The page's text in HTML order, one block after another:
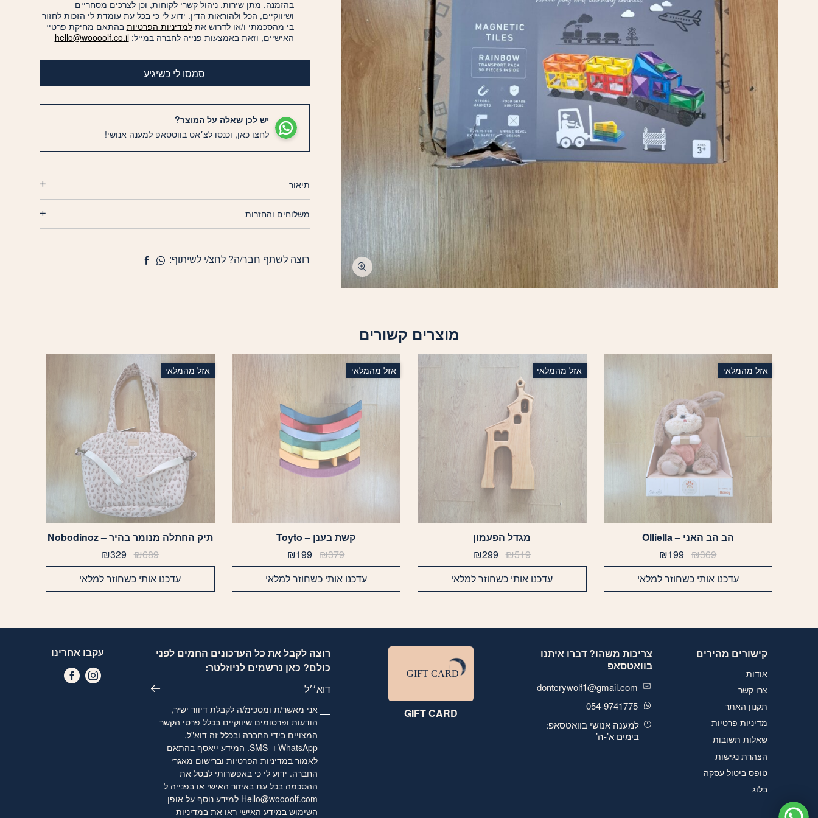
בהזמנה, מתן שירות, ניהול קשרי לקוחות, וכן לצרכים מסחריים
ושיווקיים, הכל ולהוראות הדין. ידוע לי כי בכל עת עומדת לי הזכות לחזור
בי מהסכמתי ו/או לדרוש אתלמדיניות הפרטיות בהתאם מחיקת פרטיי
האישיים, וזאת באמצעות פנייה לחברה במייל:hello@woooolf.co.il
סמסו לי כשיגיע
יש לכן שאלה על המוצר?
לחצו כאן, וכנסו לצ׳אט בווטסאפ למענה אנושי!
תיאור
משלוחים והחזרות
רוצה לשתף חבר/ה? לחצ/י לשיתוף:
מוצרים קשורים
אזל מהמלאי
הב הב האני – Olliella
₪369 המחיר
המקורי
היה:
₪369.
₪199 המחיר
הנוכחי
הוא:
₪199.
עדכנו אותי כשחוזר למלאי
אזל מהמלאי
מגדל הפעמון
₪519 המחיר
המקורי
היה:
₪519.
₪299
הנוכחי
הוא:
₪299.
עדכנו אותי כשחוזר למלאי
אזל מהמלאי
קשת בענן – Toyto
₪379 המחיר
המקורי
היה:
₪379.
₪199 המחיר
הנוכחי
הוא:
₪199.
עדכנו אותי כשחוזר למלאי
אזל מהמלאי
תיק החתלה מנומר בהיר – Nobodinoz
₪689 המחיר
המקורי
היה:
₪689.
₪329
הנוכחי
הוא:
₪329.
עדכנו אותי כשחוזר למלאי
רוצה לקבל את כל העדכונים החמים לפני
כולם? כאן נרשמים לניוזלטר:
דוא׳׳ל
אני מאשר/ת ומסכימ/ה לקבלת דיוור ישיר,
הודעות ופרסומים שיווקיים בכלל פרטי הקשר
המצויים בידי החברה ובכלל זה דוא"ל,
WhatsApp ו- SMS. המידע ייאסף בהתאם
לאמורבמדיניות הפרטיות וברישום מאגרי
החברה. ידוע לי כי באפשרותי לבטל את
ההסכמה בכל עת באיזור האישי או בפנייה ל
Hello@woooolf.com למידע נוסף על אופן
השימוש במידע האישי ראו אתבמדיניות
קישורים מהירים
אודות
צרו קשר
תקנון האתר
מדיניות פרטיות
שאלות תשובות
הצהרת נגישות
טופס ביטול עסקה
בלוג
צריכות משהו? דברו איתנו
בוואטסאפ
dontcrywolf1@gmail.com
054-9741775
למענה אנושי בוואטסאפ:
בימים א’-ה’
עקבו אחרינו
GIFT CARD